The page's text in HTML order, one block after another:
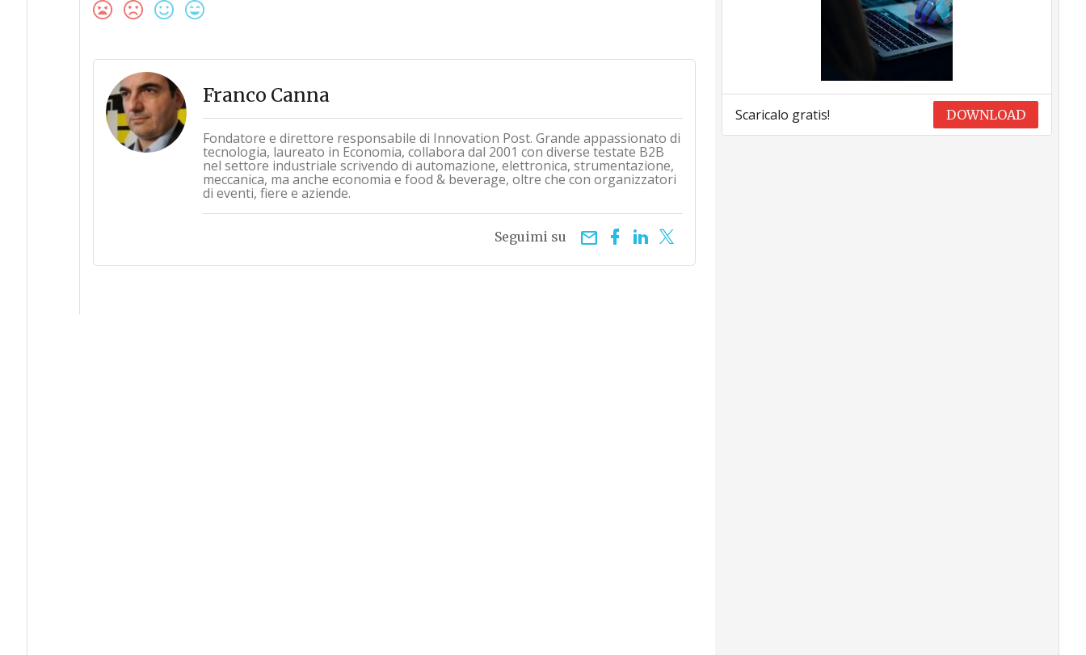
Franco Canna
Fondatore e direttore responsabile di Innovation Post. Grande appassionato di
tecnologia, laureato in Economia, collabora dal 2001 con diverse testate B2B
nel settore industriale scrivendo di automazione, elettronica, strumentazione,
meccanica, ma anche economia e food & beverage, oltre che con organizzatori
di eventi, fiere e aziende.
email
Seguimi su
Scaricalo gratis! DOWNLOAD